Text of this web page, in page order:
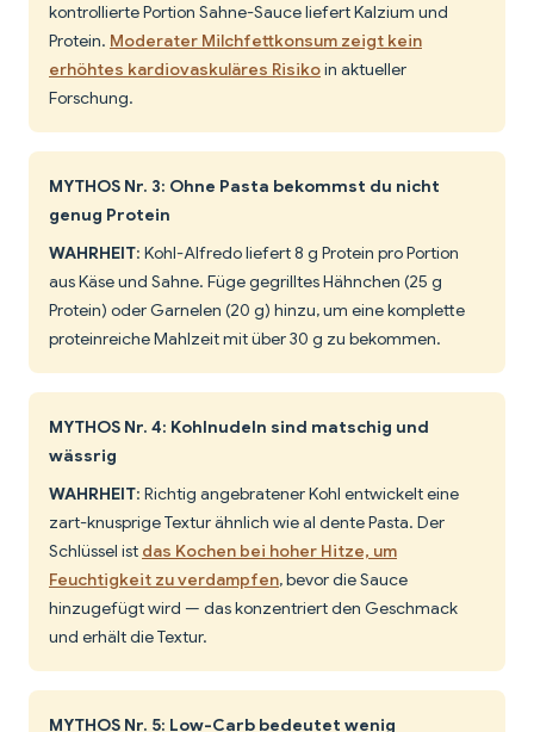
kontrollierte Portion Sahne-Sauce liefert Kalzium und
Protein. Moderater Milchfettkonsum zeigt kein
erhöhtes kardiovaskuläres Risikoin aktueller
Forschung.
MYTHOS Nr. 3: Ohne Pasta bekommst du nicht
genug Protein
WAHRHEIT: Kohl-Alfredo liefert 8 g Protein pro Portion
aus Käse und Sahne. Füge gegrilltes Hähnchen (25 g
Protein) oder Garnelen (20 g) hinzu, um eine komplette
proteinreiche Mahlzeit mit über 30 g zu bekommen.
MYTHOS Nr. 4: Kohlnudeln sind matschig und
wässrig
WAHRHEIT: Richtig angebratener Kohl entwickelt eine
zart-knusprige Textur ähnlich wie al dente Pasta. Der
Schlüssel ist das Kochen bei hoher Hitze, um
Feuchtigkeit zu verdampfen, bevor die Sauce
hinzugefügt wird — das konzentriert den Geschmack
und erhält die Textur.
MYTHOS Nr. 5: Low-Carb bedeutet wenig